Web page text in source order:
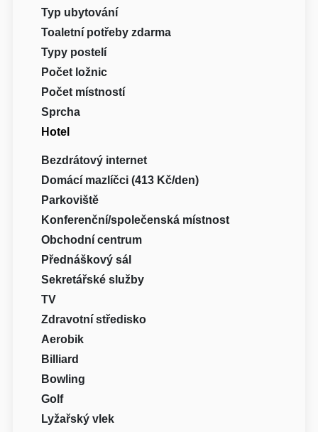
Typ ubytování
Toaletní potřeby zdarma
Typy postelí
Počet ložnic
Počet místností
Sprcha
Hotel
Bezdrátový internet
Domácí mazlíčci (413 Kč/den)
Parkoviště
Konferenční/společenská místnost
Obchodní centrum
Přednáškový sál
Sekretářské služby
TV
Zdravotní středisko
Aerobik
Billiard
Bowling
Golf
Lyžařský vlek